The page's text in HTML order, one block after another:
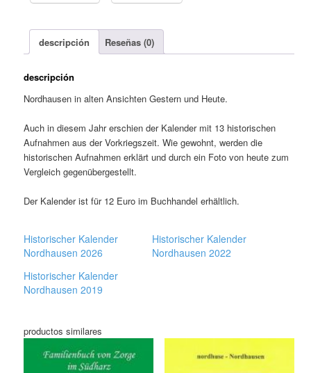
descripción Reseñas (0)
descripción
Nordhausen in alten Ansichten Gestern und Heute.
Auch in diesem Jahr erschien der Kalender mit 13 historischen
Aufnahmen aus der Vorkriegszeit.Wie gewohnt,werden die
historischen Aufnahmen erklärt und durch ein Foto von heute zum
Vergleich gegenübergestellt.
Der Kalender ist für12 Euro im Buchhandel erhältlich.
Historischer Kalender
Nordhausen 2026
Historischer Kalender
Nordhausen 2022
Historischer Kalender
Nordhausen 2019
productos similares